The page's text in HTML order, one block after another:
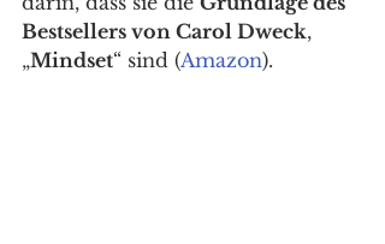
Bestsellers von Carol Dweck,
„Mindset“ sind (Amazon).